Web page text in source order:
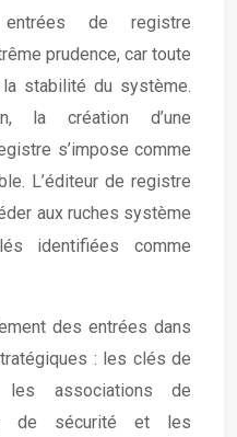
de registre
prudence, car toute
stabilité du système.
la création d’une
s’impose comme
L’éditeur de registre
aux ruches système
identifiées comme
des entrées dans
: les clés de
les associations de
de sécurité et les